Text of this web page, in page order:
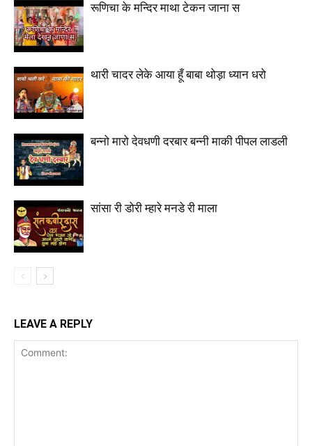
रूणिचा के मन्दिर माथा टेकन जाना स
थारी चादर लेके आया हूँ बाबा थोड़ा ध्यान धरो
बन्नो मारो देवधणी दरबार बन्नी माकी पीपल लाडली
सांसा री डोरी म्हारे मनडे री माला
LEAVE A REPLY